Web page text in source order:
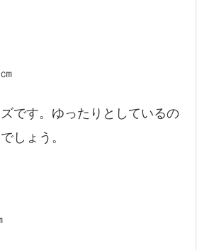
です。ゆったりとしているの
しょう。